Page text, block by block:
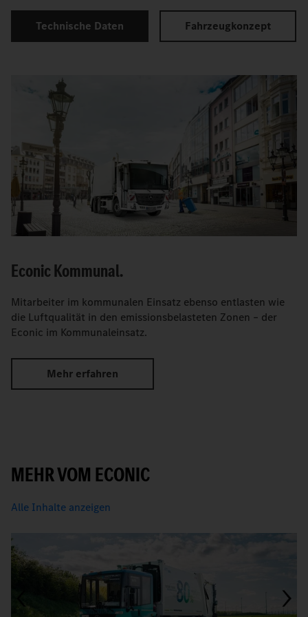
Technische Daten Fahrzeugkonzept
Econic Kommunal.
Mitarbeiter im kommunalen Einsatz ebenso entlasten wie
die Luftqualität in den emissionsbelasteten Zonen – der
Econic im Kommunaleinsatz.
Mehr erfahren
MEHR VOM ECONIC
Alle Inhalte anzeigen